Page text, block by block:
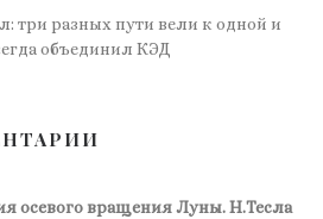
три разных пути вели к одной и
объединил КЭД
осевого вращения Луны. Н.Тесла